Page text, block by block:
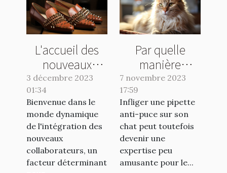
L'accueil des
nouveaux
collaborateurs :
clé de la
réussite
3 décembre 2023
01:34
Bienvenue dans le
monde dynamique
de l'intégration des
nouveaux
collaborateurs, un
facteur déterminant
Par quelle
manière
appliquer une
pipette anti-
puce à son
chat ?
7 novembre 2023
17:59
Infliger une pipette
anti-puce sur son
chat peut toutefois
devenir une
expertise peu
amusante pour le...